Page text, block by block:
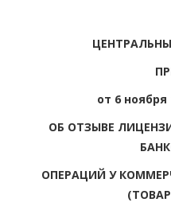
от 6 ноября
ОБ ОТЗЫВЕ
ОПЕРАЦИЙ У